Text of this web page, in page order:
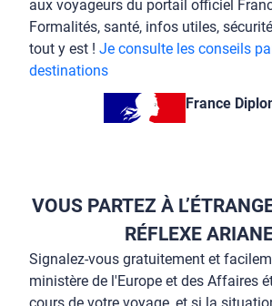
aux voyageurs du portail officiel
Formalités, santé, infos utiles,
tout y est ! Je consulte les conseils
destinations
France
VOUS PARTEZ À
RÉFLEXE
Signalez-vous gratuitement et
ministère de l'Europe et des Affaires